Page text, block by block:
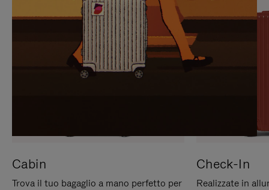
PAUSA
Cabin
Trova il tuo bagaglio a mano perfetto per
Check-In
Realizzate in